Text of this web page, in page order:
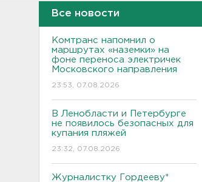
Все новости
Комтранс напомнил о
маршрутах «наземки» на
фоне переноса электричек
Московского направления
23:53, 07.08.2026
В Ленобласти и Петербурге
не появилось безопасных для
купания пляжей
23:32, 07.08.2026
Журналистку Гордееву*